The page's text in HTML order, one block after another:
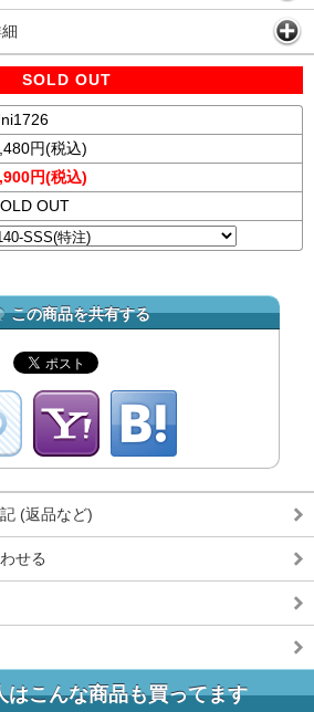
SOLD OUT
円(税込)
円(税込)
OUT
この商品を共有する
(返品など)
せる
はこんな商品も買ってます